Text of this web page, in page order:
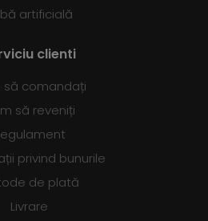
artificială
clienti
să comandați
să reveniți
privind bunurile
de plată
Livrare